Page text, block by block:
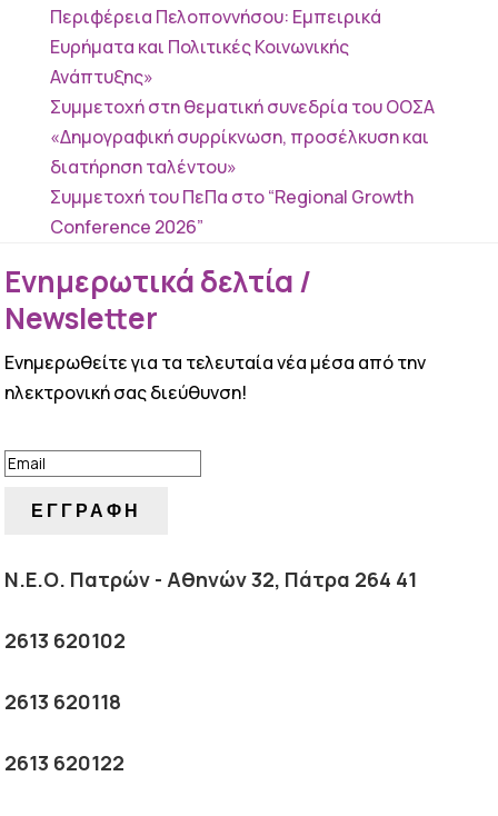
Περιφέρεια Πελοποννήσου: Εμπειρικά
Ευρήματα και Πολιτικές Κοινωνικής
Ανάπτυξης»
Συμμετοχή στη θεματική συνεδρία του ΟΟΣΑ
«Δημογραφική συρρίκνωση, προσέλκυση και
διατήρηση ταλέντου»
Συμμετοχή του ΠεΠα στο “Regional Growth
Conference 2026”
Ενημερωτικά δελτία /
Newsletter
Ενημερωθείτε για τα τελευταία νέα μέσα από την
ηλεκτρονική σας διεύθυνση!
ΕΓΓΡΑΦΗ
Ν.Ε.Ο. Πατρών - Αθηνών 32, Πάτρα 264 41
2613 620102
2613 620118
2613 620122